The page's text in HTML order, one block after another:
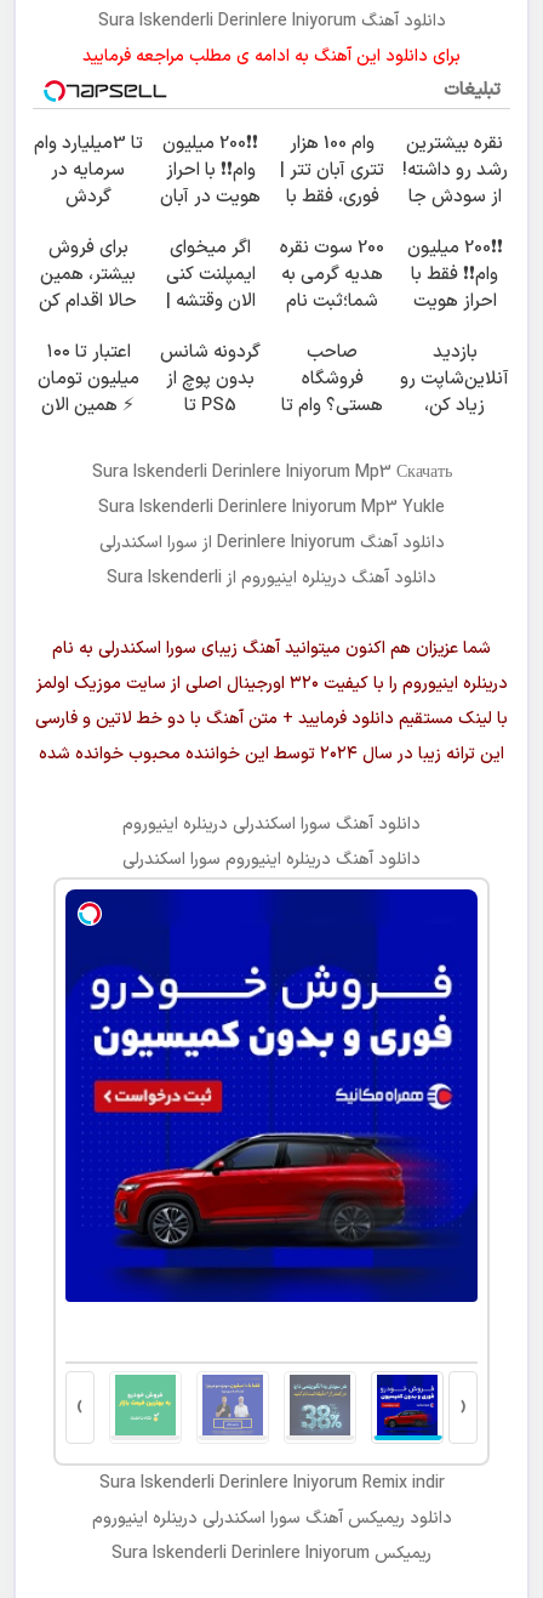
دانلود آهنگ Sura Iskenderli Derinlere Iniyorum
برای دانلود این آهنگ به ادامه ی مطلب مراجعه فرمایید
تبلیغات
نقره بیشترین
رشد رو داشته!
از سودش جا
وام 100 هزار
تتری آبان تتر |
فوری، فقط با
❗❗200 میلیون
وام❗❗ با احراز
هویت در آبان
تا 3میلیارد وام
سرمایه در
گردش
فروشگاهت رو
ثبت کن
❗❗200 میلیون
وام❗❗ فقط با
احراز هویت
200 سوت نقره
هدیه گرمی به
شما؛ثبت نام
اگر میخوای
ایمپلنت کنی
الان وقتشه |
میلیون
تومان!!!
برای فروش
بیشتر، همین
حالا اقدام کن
بازدید
آنلاین‌شاپت رو
زیاد کن،
صاحب
فروشگاه
هستی؟ وام تا
تومان بگیر
گردونه شانس
بدون پوچ از
PS5 تا
کوین 🔥
اعتبار تا ۱۰۰
میلیون تومان
⚡ همین الان
اعتبار بده ✅Sura Iskenderli Derinlere Iniyorum Mp3 Скачать
Sura Iskenderli Derinlere Iniyorum Mp3 Yukle
دانلود آهنگ Derinlere Iniyorum از سورا اسکندرلی
دانلود آهنگ درینلره اینیوروم از Sura Iskenderli
شما عزیزان هم اکنون میتوانید آهنگ زیبای سورا اسکندرلی به نام
درینلره اینیوروم
را با کیفیت ۳۲۰ اورجینال اصلی از سایت موزیک اولمز
با لینک مستقیم دانلود فرمایید + متن آهنگ با دو خط لاتین و فارسی
این ترانه زیبا در سال ۲۰۲۴ توسط این خواننده محبوب خوانده شده
دانلود آهنگ سورا اسکندرلی درینلره اینیوروم
دانلود آهنگ درینلره اینیوروم سورا اسکندرلی
‹
›
Sura Iskenderli Derinlere Iniyorum Remix indir
دانلود ریمیکس آهنگ سورا اسکندرلی درینلره اینیوروم
ریمیکس Sura Iskenderli Derinlere Iniyorum